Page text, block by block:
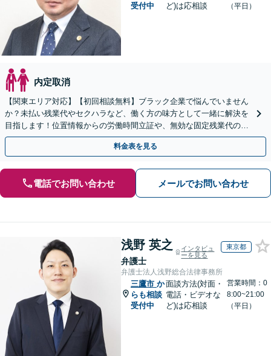
受付中
ど)は応相談
（平日）
内定取消
【関東エリア対応】【初回相談無料】ブラック企業で悩んでいません
か？未払い残業代やセクハラなど、働く方の味方として一緒に解決を
目指します！位置情報からの労働時間立証や、無効な固定残業代の調
査もお任せください。【夜間や休日相談可】
料金表を見る
電話でお問い合わせ メールでお問い合わせ
浅野 英之
弁護士
インタビュ
ーを見る
東京都
弁護士法人浅野総合法律事務所
三鷹市 か
らも相談
受付中
面談方法(対面・
電話・ビデオな
ど)は応相談
営業時間：0
8:00~21:00
（平日）